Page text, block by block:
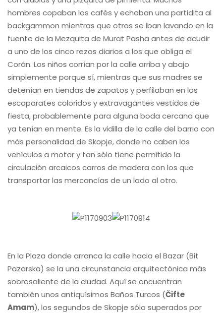
hombres copaban los cafés y echaban una partidita al
backgammon mientras que otros se iban lavando en la
fuente de la Mezquita de Murat Pasha antes de acudir
a uno de los cinco rezos diarios a los que obliga el
Corán. Los niños corrían por la calle arriba y abajo
simplemente porque sí, mientras que sus madres se
detenían en tiendas de zapatos y perfilaban en los
escaparates coloridos y extravagantes vestidos de
fiesta, probablemente para alguna boda cercana que
ya tenían en mente. Es la vidilla de la calle del barrio con
más personalidad de Skopje, donde no caben los
vehículos a motor y tan sólo tiene permitido la
circulación arcaicos carros de madera con los que
transportar las mercancías de un lado al otro.
En la Plaza donde arranca la calle hacia el Bazar (Bit
Pazarska) se la una circunstancia arquitectónica más
sobresaliente de la ciudad. Aquí se encuentran
también unos antiquísimos Baños Turcos (Čifte
Amam), los segundos de Skopje sólo superados por